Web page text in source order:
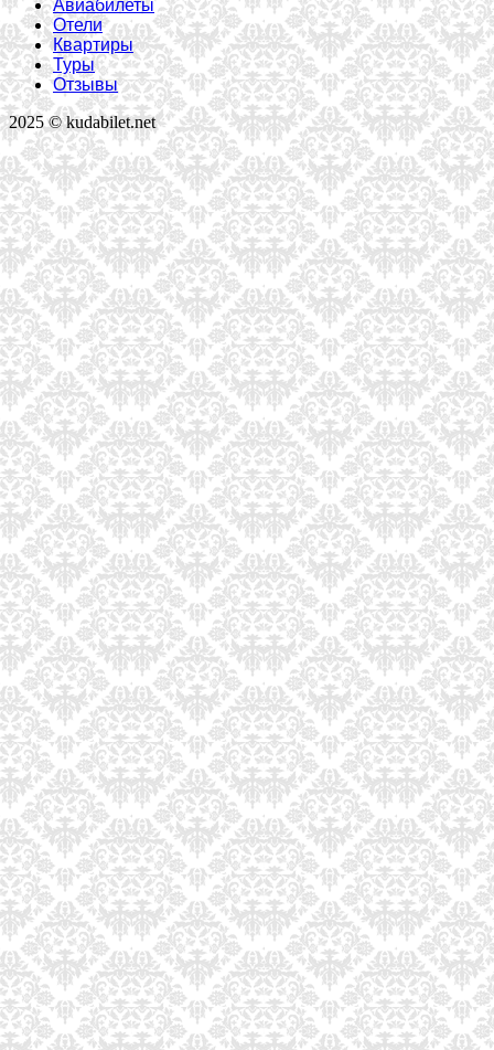
Авиабилеты
Отели
Квартиры
Туры
Отзывы
2025 © kudabilet.net